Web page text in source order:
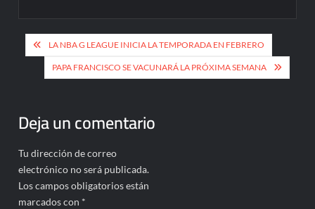
Navegación
de
entradas
LA NBA G LEAGUE INICIA LA TEMPORADA EN FEBRERO
PAPA FRANCISCO SE VACUNARÁ LA PRÓXIMA SEMANA
Deja un comentario
Tu dirección de correo
electrónico no será publicada.
Los campos obligatorios están
marcados con *